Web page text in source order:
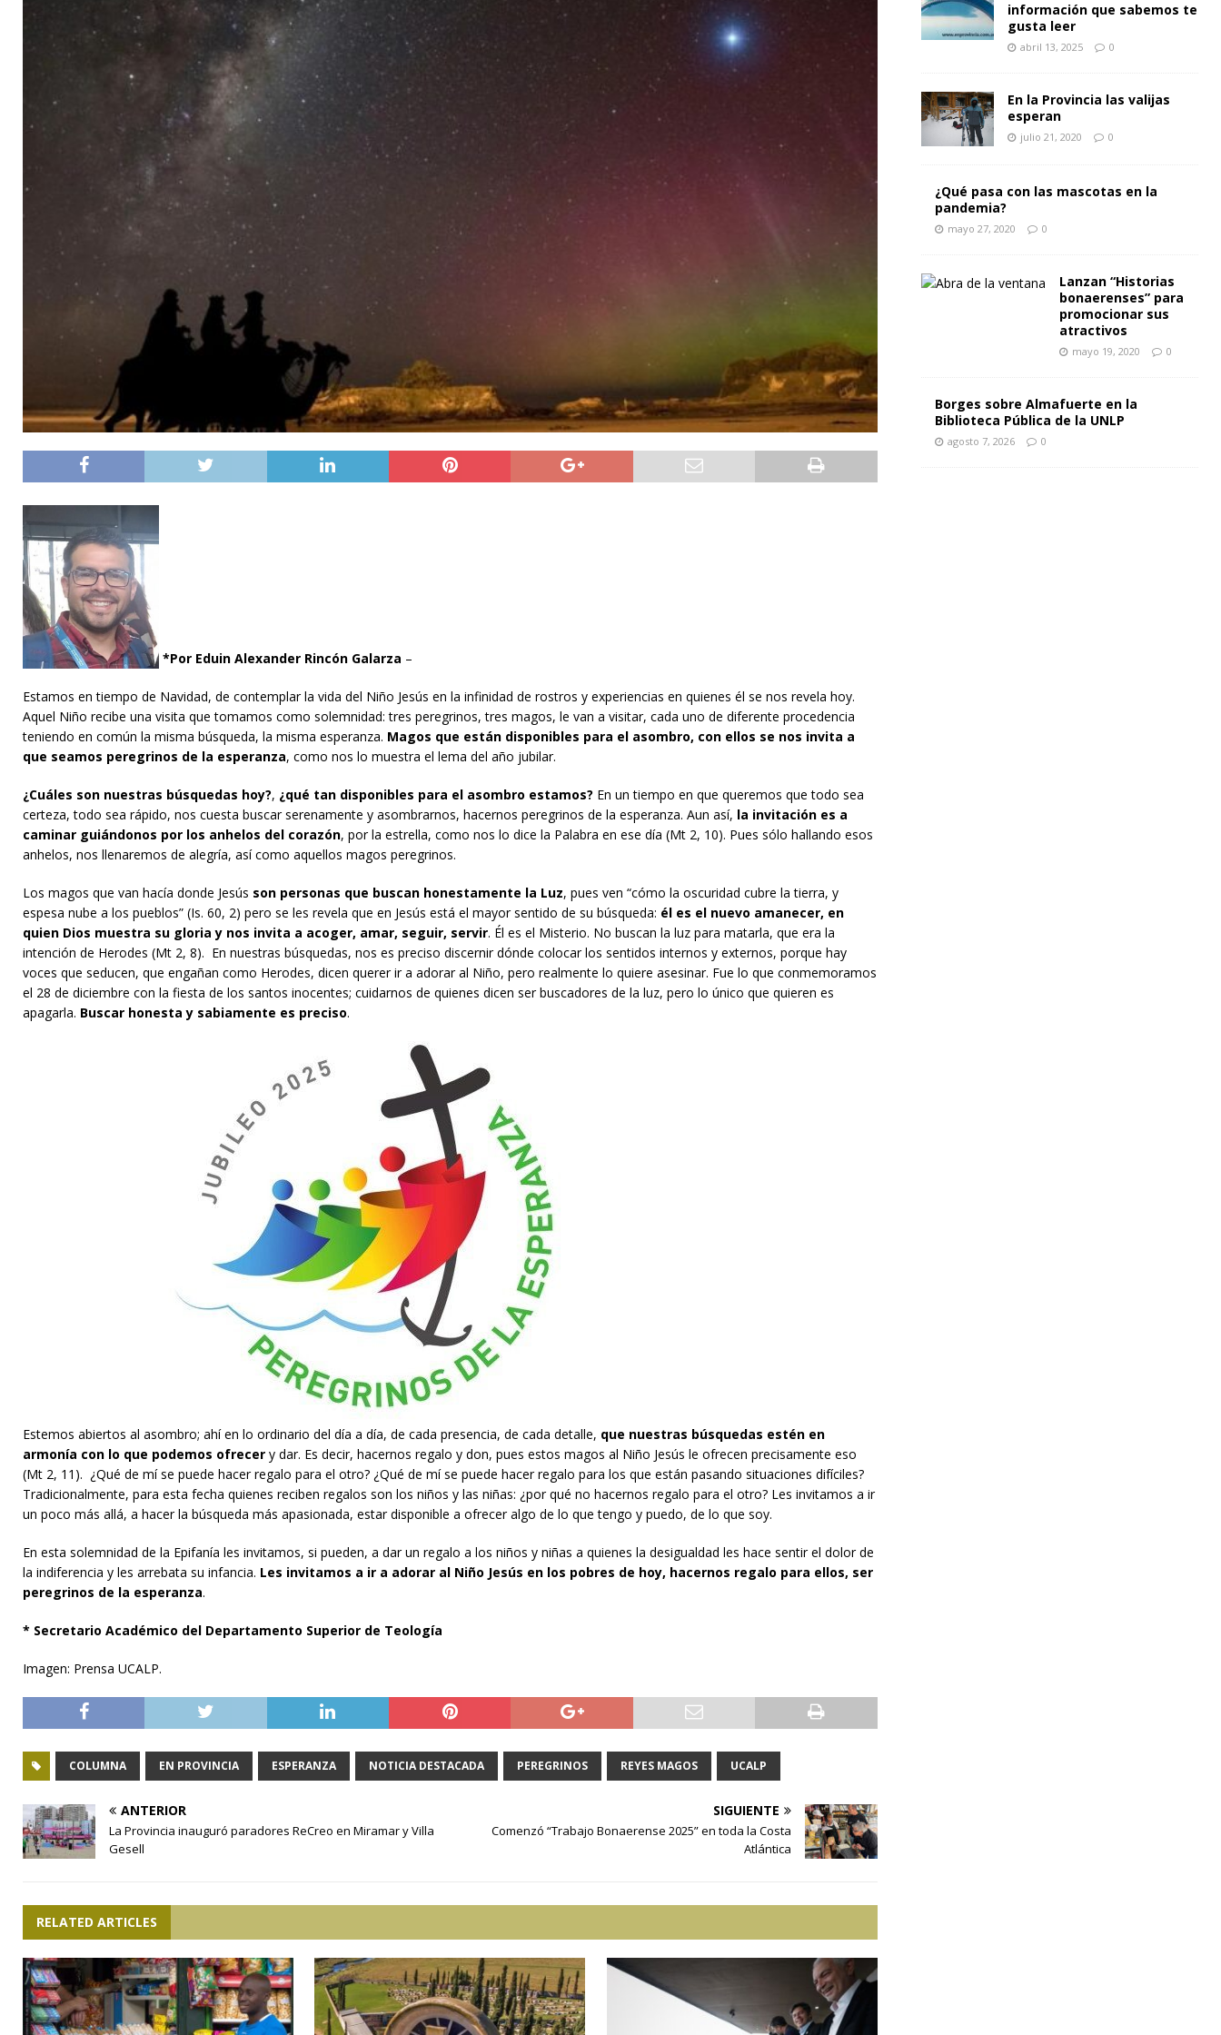
*Por Eduin Alexander Rincón Galarza –
Estamos en tiempo de Navidad, de contemplar la vida del Niño Jesús en la infinidad de rostros y experiencias en quienes él se nos revela hoy.
Aquel Niño recibe una visita que tomamos como solemnidad: tres peregrinos, tres magos, le van a visitar, cada uno de diferente procedencia
teniendo en común la misma búsqueda, la misma esperanza. Magos que están disponibles para el asombro, con ellos se nos invita a
que seamos peregrinos de la esperanza, como nos lo muestra el lema del año jubilar.
¿Cuáles son nuestras búsquedas hoy?, ¿qué tan disponibles para el asombro estamos? En un tiempo en que queremos que todo sea
certeza, todo sea rápido, nos cuesta buscar serenamente y asombrarnos, hacernos peregrinos de la esperanza. Aun así, la invitación es a
caminar guiándonos por los anhelos del corazón, por la estrella, como nos lo dice la Palabra en ese día (Mt 2, 10). Pues sólo hallando esos
anhelos, nos llenaremos de alegría, así como aquellos magos peregrinos.
Los magos que van hacía donde Jesús son personas que buscan honestamente la Luz, pues ven “cómo la oscuridad cubre la tierra, y
espesa nube a los pueblos” (Is. 60, 2) pero se les revela que en Jesús está el mayor sentido de su búsqueda: él es el nuevo amanecer, en
quien Dios muestra su gloria y nos invita a acoger, amar, seguir, servir. Él es el Misterio. No buscan la luz para matarla, que era la
intención de Herodes (Mt 2, 8). En nuestras búsquedas, nos es preciso discernir dónde colocar los sentidos internos y externos, porque hay
voces que seducen, que engañan como Herodes, dicen querer ir a adorar al Niño, pero realmente lo quiere asesinar. Fue lo que conmemoramos
el 28 de diciembre con la fiesta de los santos inocentes; cuidarnos de quienes dicen ser buscadores de la luz, pero lo único que quieren es
apagarla. Buscar honesta y sabiamente es preciso.
Estemos abiertos al asombro; ahí en lo ordinario del día a día, de cada presencia, de cada detalle, que nuestras búsquedas estén en
armonía con lo que podemos ofrecer y dar. Es decir, hacernos regalo y don, pues estos magos al Niño Jesús le ofrecen precisamente eso
(Mt 2, 11). ¿Qué de mí se puede hacer regalo para el otro? ¿Qué de mí se puede hacer regalo para los que están pasando situaciones difíciles?
Tradicionalmente, para esta fecha quienes reciben regalos son los niños y las niñas: ¿por qué no hacernos regalo para el otro? Les invitamos a ir
un poco más allá, a hacer la búsqueda más apasionada, estar disponible a ofrecer algo de lo que tengo y puedo, de lo que soy.
En esta solemnidad de la Epifanía les invitamos, si pueden, a dar un regalo a los niños y niñas a quienes la desigualdad les hace sentir el dolor de
la indiferencia y les arrebata su infancia. Les invitamos a ir a adorar al Niño Jesús en los pobres de hoy, hacernos regalo para ellos, ser
peregrinos de la esperanza.
* Secretario Académico del Departamento Superior de Teología
Imagen: Prensa UCALP.
COLUMNA EN PROVINCIA ESPERANZA NOTICIA DESTACADA PEREGRINOS REYES MAGOS UCALP
ANTERIOR
La Provincia inauguró paradores ReCreo en Miramar y Villa
Gesell
SIGUIENTE
Comenzó “Trabajo Bonaerense 2025” en toda la Costa
Atlántica
RELATED ARTICLES
información que sabemos te
gusta leer
abril 13, 2025 0
En la Provincia las valijas
esperan
julio 21, 2020 0
¿Qué pasa con las mascotas en la
pandemia?
mayo 27, 2020 0
Lanzan “Historias
bonaerenses” para
promocionar sus
atractivos
mayo 19, 2020 0
Borges sobre Almafuerte en la
Biblioteca Pública de la UNLP
agosto 7, 2026 0